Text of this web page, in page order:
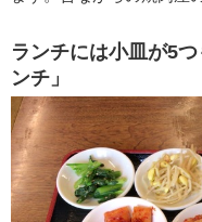
ランチには小皿が5
ンチ」